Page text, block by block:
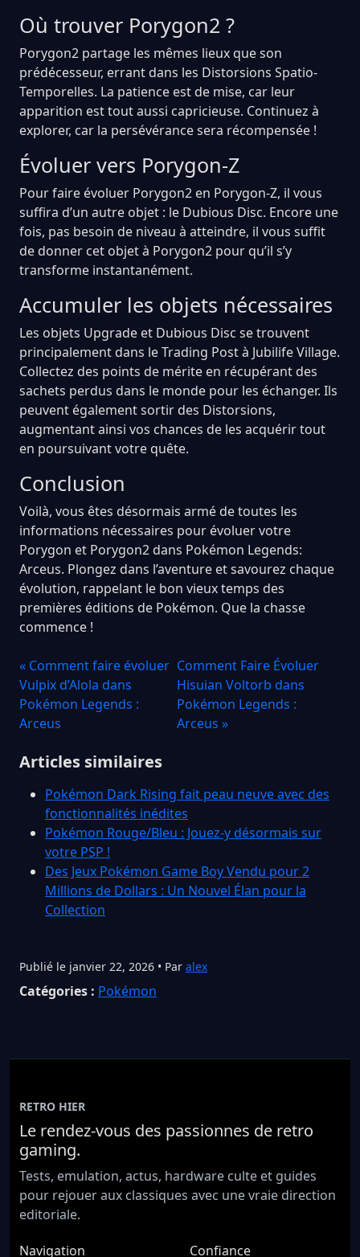
Où trouver Porygon2 ?
Porygon2 partage les mêmes lieux que son
prédécesseur, errant dans les Distorsions Spatio-
Temporelles. La patience est de mise, car leur
apparition est tout aussi capricieuse. Continuez à
explorer, car la persévérance sera récompensée !
Évoluer vers Porygon-Z
Pour faire évoluer Porygon2 en Porygon-Z, il vous
suffira d’un autre objet : le Dubious Disc. Encore une
fois, pas besoin de niveau à atteindre, il vous suffit
de donner cet objet à Porygon2 pour qu’il s’y
transforme instantanément.
Accumuler les objets nécessaires
Les objets Upgrade et Dubious Disc se trouvent
principalement dans le Trading Post à Jubilife Village.
Collectez des points de mérite en récupérant des
sachets perdus dans le monde pour les échanger. Ils
peuvent également sortir des Distorsions,
augmentant ainsi vos chances de les acquérir tout
en poursuivant votre quête.
Conclusion
Voilà, vous êtes désormais armé de toutes les
informations nécessaires pour évoluer votre
Porygon et Porygon2 dans Pokémon Legends:
Arceus. Plongez dans l’aventure et savourez chaque
évolution, rappelant le bon vieux temps des
premières éditions de Pokémon. Que la chasse
commence !
« Comment faire évoluer
Vulpix d’Alola dans
Pokémon Legends :
Arceus
Comment Faire Évoluer
Hisuian Voltorb dans
Pokémon Legends :
Arceus »
Articles similaires
Pokémon Dark Rising fait peau neuve avec des
fonctionnalités inédites
Pokémon Rouge/Bleu : Jouez-y désormais sur
votre PSP !
Des Jeux Pokémon Game Boy Vendu pour 2
Millions de Dollars : Un Nouvel Élan pour la
Collection
Publié le janvier 22, 2026 • Par alex
Catégories : Pokémon
RETRO HIER
Le rendez-vous des passionnes de retro
gaming.
Tests, emulation, actus, hardware culte et guides
pour rejouer aux classiques avec une vraie direction
editoriale.
Navigation Confiance